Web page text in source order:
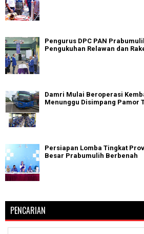
Pengurus DPC PAN
Pengukuhan Relawan dan
Damri Mulai Beroperasi
Menunggu Disimpang Pamor
Persiapan Lomba Tingkat
Besar Prabumulih Berbenah
PENCARIAN